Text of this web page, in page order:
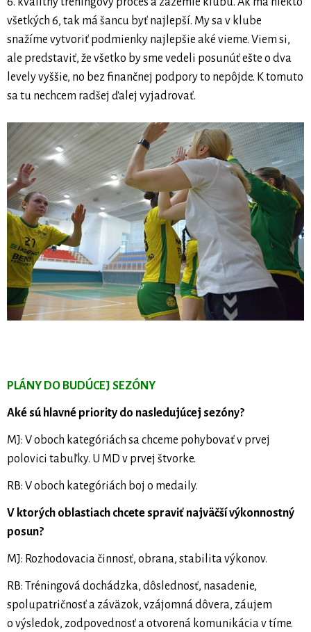
všetkých 6, tak má šancu byť najlepší. My sa v klube
snažíme vytvoriť podmienky najlepšie aké vieme. Viem si,
ale predstaviť, že všetko by sme vedeli posunúť ešte o dva
levely vyššie, no bez finančnej podpory to nepôjde. K tomuto
sa tu nechcem radšej ďalej vyjadrovať.
PLÁNY DO BUDÚCEJ SEZÓNY
Aké sú hlavné priority do nasledujúcej sezóny?
MJ: V oboch kategóriách sa chceme pohybovať v prvej
polovici tabuľky. U MD v prvej štvorke.
RB: V oboch kategóriách boj o medaily.
V ktorých oblastiach chcete spraviť najväčší výkonnostný
posun?
MJ: Rozhodovacia činnosť, obrana, stabilita výkonov.
RB: Tréningová dochádzka, dôslednosť, nasadenie,
spolupatričnosť a záväzok, vzájomná dôvera, záujem
o výsledok, zodpovednosť a otvorená komunikácia v tíme.